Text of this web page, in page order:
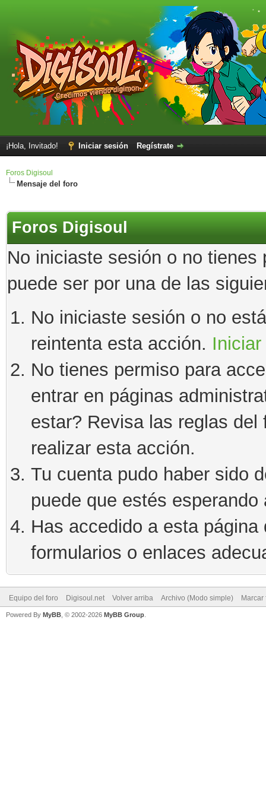
¡Hola, Invitado! Iniciar sesión Regístrate
Foros Digisoul
Mensaje del foro
Foros Digisoul
No iniciaste sesión o no
puede ser por una de las
No iniciaste sesión o no
reintenta esta acción.
No tienes permiso para
entrar en páginas
estar? Revisa las reglas
realizar esta acción.
Tu cuenta pudo haber sido
puede que estés esperando
Has accedido a esta
formularios o enlaces
Equipo del foro Digisoul.net Volver arriba Archivo (Modo simple)
Powered By MyBB , © 2002-2026 MyBB Group